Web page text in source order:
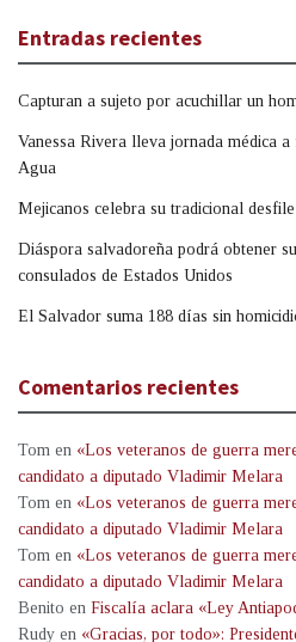
Entradas recientes
Capturan a sujeto por acuchillar un
Vanessa Rivera lleva jornada médica
Agua
Mejicanos celebra su tradicional
Diáspora salvadoreña podrá obtener
consulados de Estados Unidos
El Salvador suma 188 días sin
Comentarios recientes
Tom en «Los veteranos de guerra
candidato a diputado Vladimir Melara
Tom en «Los veteranos de guerra
candidato a diputado Vladimir Melara
Tom en «Los veteranos de guerra
candidato a diputado Vladimir Melara
Benito en Fiscalía aclara «Ley
Rudy en «Gracias, por todo»: